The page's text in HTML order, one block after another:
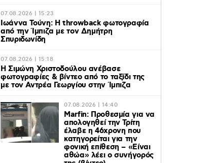
07.08.2026 | 15:23
Ιωάννα Τούνη: Η throwback φωτογραφία
από την Ίμπιζα με τον Δημήτρη
Σπυριδωνίδη
07.08.2026 | 15:18
Η Σιμώνη Χριστοδούλου ανέβασε
φωτογραφίες & βίντεο από το ταξίδι της
με τον Αντρέα Γεωργίου στην Ίμπιζα
07.08.2026 | 14:40
Marfin: Προθεσμία για να
απολογηθεί την Τρίτη
έλαβε η 46χρονη που
κατηγορείται για την
φονική επίθεση – «Είναι
αθώα» λέει ο συνήγορός